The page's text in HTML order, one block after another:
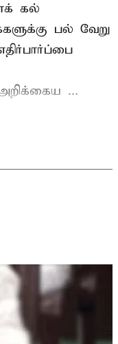
கல்
பல் வேறு
அறிக்கைய ...